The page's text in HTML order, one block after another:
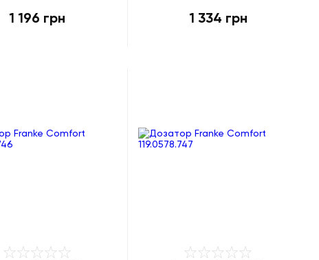
1 196 грн 1 334 грн